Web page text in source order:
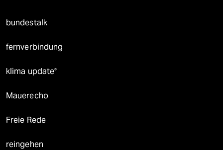
bundestalk
fernverbindung
klima update°
Mauerecho
Freie Rede
reingehen